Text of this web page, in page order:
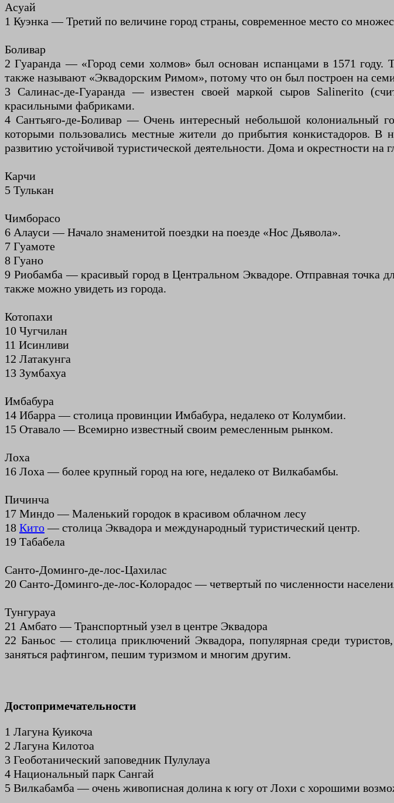
Асуай
1 Куэнка — Третий по величине город страны, современное место со
Боливар
2 Гуаранда — «Город семи холмов» был основан испанцами в 1571 году.
также называют «Эквадорским Римом», потому что он был построен на
3 Салинас-де-Гуаранда — известен своей маркой сыров Salinerito
красильными фабриками.
4 Сантьяго-де-Боливар — Очень интересный небольшой колониальный
которыми пользовались местные жители до прибытия конкистадоров. В
развитию устойчивой туристической деятельности. Дома и окрестности
Карчи
5 Тулькан
Чимборасо
6 Алауси — Начало знаменитой поездки на поезде «Нос Дьявола».
7 Гуамоте
8 Гуано
9 Риобамба — красивый город в Центральном Эквадоре. Отправная точка
также можно увидеть из города.
Котопахи
10 Чугчилан
11 Исинливи
12 Латакунга
13 Зумбахуа
Имбабура
14 Ибарра — столица провинции Имбабура, недалеко от Колумбии.
15 Отавало — Всемирно известный своим ремесленным рынком.
Лоха
16 Лоха — более крупный город на юге, недалеко от Вилкабамбы.
Пичинча
17 Миндо — Маленький городок в красивом облачном лесу
18 Кито— столица Эквадора и международный туристический центр.
19 Табабела
Санто-Доминго-де-лос-Цахилас
20 Санто-Доминго-де-лос-Колорадос — четвертый по численности
Тунгурауа
21 Амбато — Транспортный узел в центре Эквадора
22 Баньос — столица приключений Эквадора, популярная среди
заняться рафтингом, пешим туризмом и многим другим.
Достопримечательности
1 Лагуна Куикоча
2 Лагуна Килотоа
3 Геоботанический заповедник Пулулауа
4 Национальный парк Сангай
5 Вилкабамба — очень живописная долина к югу от Лохи с хорошими